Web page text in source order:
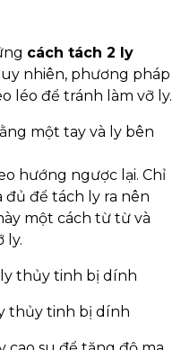
cách tách 2 ly
nhiên, phương pháp
léo để tránh làm vỡ ly.
một tay và ly bên
hướng ngược lại. Chỉ
để tách ly ra nên
một cách từ từ và
ly.
thủy tinh bị dính